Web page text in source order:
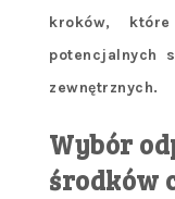
kroków,
potencjalnych
zewnętrznych.
Wybór
środków